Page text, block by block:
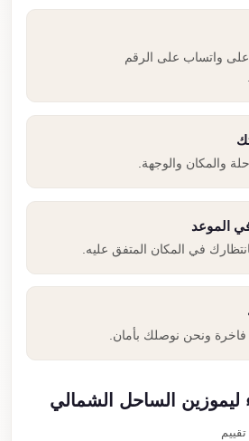
واتساب على الرقم
والمكان والوجهة.
الموعد
في المكان المتفق عليه.
ونحن نوصلك بأمان.
الساحل الشمالي